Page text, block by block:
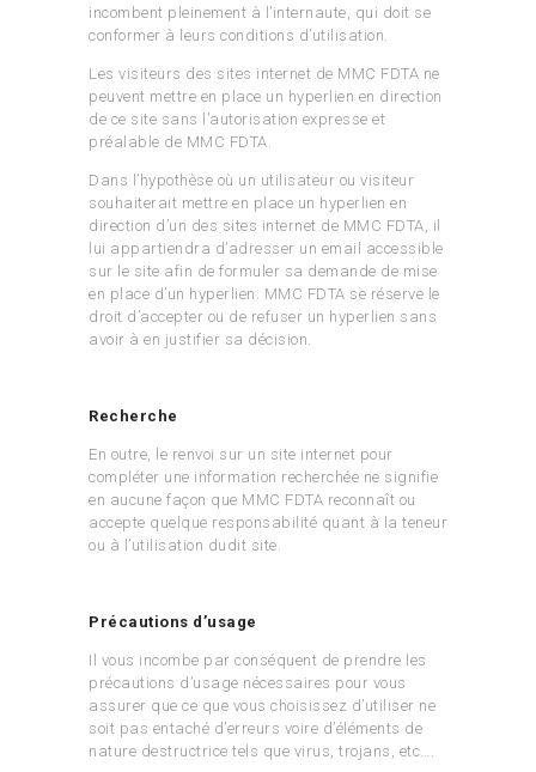
incombent pleinement à l’internaute, qui doit se
conformer à leurs conditions d’utilisation.
Les visiteurs des sites internet de MMC FDTA ne
peuvent mettre en place un hyperlien en direction
de ce site sans l’autorisation expresse et
préalable de MMC FDTA.
Dans l’hypothèse où un utilisateur ou visiteur
souhaiterait mettre en place un hyperlien en
direction d’un des sites internet de MMC FDTA, il
lui appartiendra d’adresser un email accessible
sur le site afin de formuler sa demande de mise
en place d’un hyperlien. MMC FDTA se réserve le
droit d’accepter ou de refuser un hyperlien sans
avoir à en justifier sa décision.
Recherche
En outre, le renvoi sur un site internet pour
compléter une information recherchée ne signifie
en aucune façon que MMC FDTA reconnaît ou
accepte quelque responsabilité quant à la teneur
ou à l’utilisation dudit site.
Précautions d’usage
Il vous incombe par conséquent de prendre les
précautions d’usage nécessaires pour vous
assurer que ce que vous choisissez d’utiliser ne
soit pas entaché d’erreurs voire d’éléments de
nature destructrice tels que virus, trojans, etc….